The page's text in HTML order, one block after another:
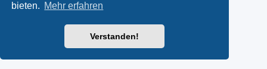
bieten. Mehr erfahren
Verstanden!